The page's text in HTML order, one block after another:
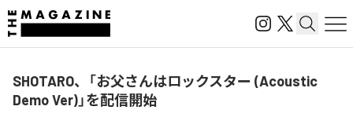
SHOTARO、「お父さんはロックスター (Acoustic
Demo Ver)」を配信開始